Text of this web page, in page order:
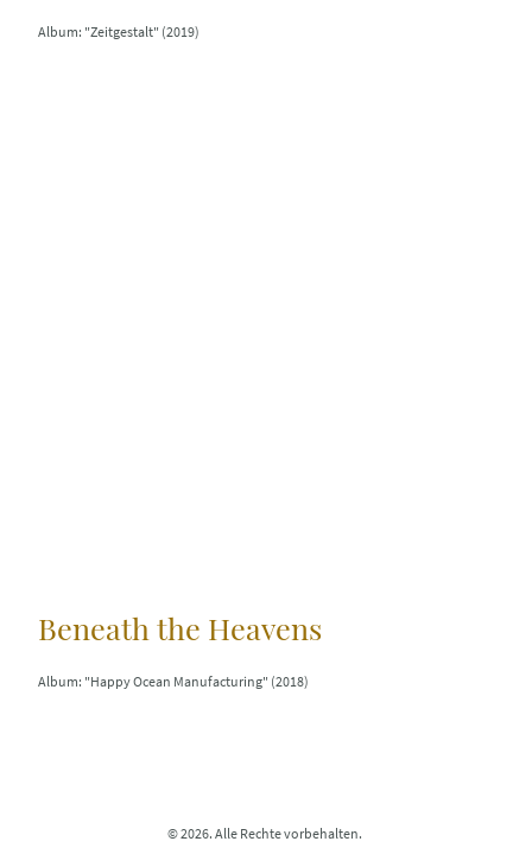
Album: "Zeitgestalt" (2019)
Beneath the Heavens
Album: "Happy Ocean Manufacturing" (2018)
© 2026. Alle Rechte vorbehalten.